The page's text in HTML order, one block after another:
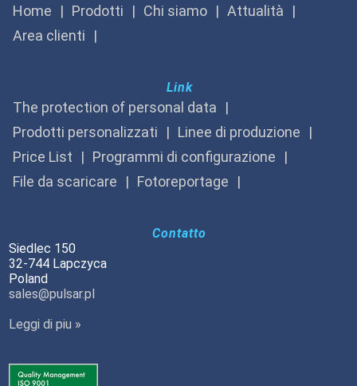
Home Prodotti Chi siamo
Attualità
Area clienti
Link
The protection of personal data
Prodotti personalizzati
Linee di produzione
Price List
Programmi di configurazione
File da scaricare
Fotoreportage
Contatto
Siedlec 150
32-744 Lapczyca
Poland
sales@pulsar.pl
Leggi di piu »